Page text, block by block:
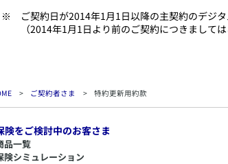
ご契約日が2014年1月1日以降の主契約のデジ
（2014年1月1日より前のご契約につきまして
> ご契約者さま > 特約更新用約款
険をご検討中のお客さま
品一覧
険シミュレーション